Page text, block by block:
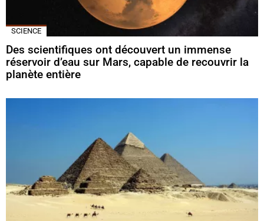
SCIENCE
Des scientifiques ont découvert un immense
réservoir d’eau sur Mars, capable de recouvrir la
planète entière